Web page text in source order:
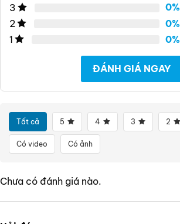
3
0%
2
0%
1
0%
ĐÁNH GIÁ NGAY
Tất cả 5 4 3 2
Có video Có ảnh
Chưa có đánh giá nào.